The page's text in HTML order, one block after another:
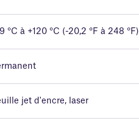
°C à +120 °C (-20,2 °F à 248 °F)
jet d'encre, laser